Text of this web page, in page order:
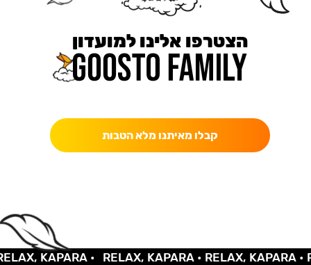
הצטרפו אלינו למועדון
קבלו מאיתנו מלא הטבות
KAPARA • RELAX, KAPARA •RELAX, KAPARA •